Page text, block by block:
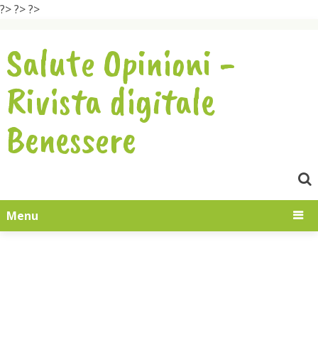
?>?>?>
Salute Opinioni -
Rivista digitale
Benessere
Menu